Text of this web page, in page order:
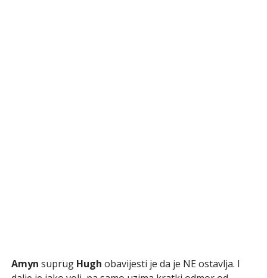
Amyn suprug Hugh obavijesti je da je NE ostavlja. I